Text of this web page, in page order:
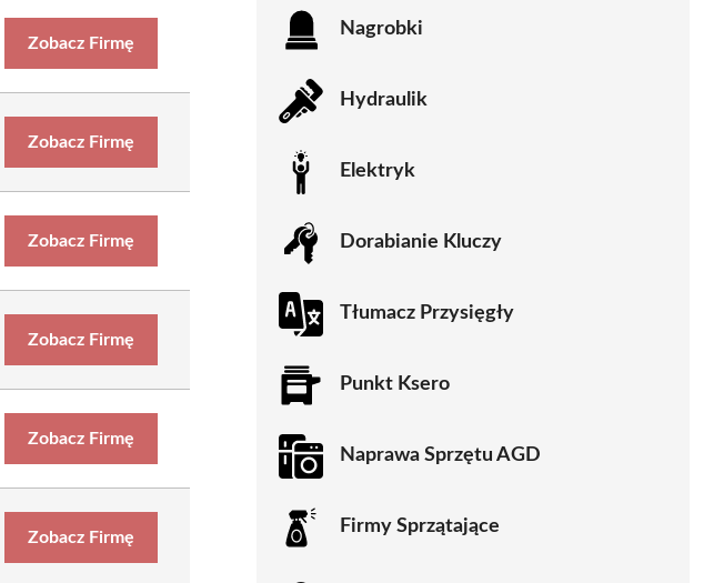
Zobacz Firmę
Zobacz Firmę
Zobacz Firmę
Zobacz Firmę
Zobacz Firmę
Zobacz Firmę
Nagrobki
Hydraulik
Elektryk
Dorabianie Kluczy
Tłumacz Przysięgły
Punkt Ksero
Naprawa Sprzętu AGD
Firmy Sprzątające